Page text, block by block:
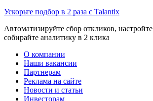
Ускорьте подбор в 2 раза с Talantix
Автоматизируйте сбор откликов,
собирайте аналитику в 2 клика
О компании
Наши вакансии
Партнерам
Реклама на сайте
Новости и статьи
Инвесторам